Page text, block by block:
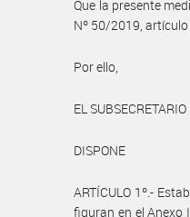
Que la presente
Nº 50/2019,
Por ello,
EL
DISPONE
ARTÍCULO 1º.-
figuran en el Anexo